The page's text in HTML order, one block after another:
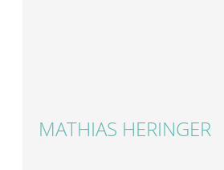
MATHIAS HERINGER